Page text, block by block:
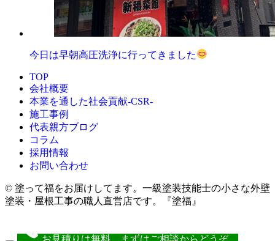
今日は早朝高圧洗浄に行ってきました
TOP
会社概要
本業を通した社会貢献-CSR-
施工事例
代表親方ブログ
コラム
採用情報
お問い合わせ
© 塗って福をお届けしてます。一級塗装技能士の小さな外壁
塗装・屋根工事の職人直営店です。『塗福』
お見積りは無料。まずはご相談からどうぞ。